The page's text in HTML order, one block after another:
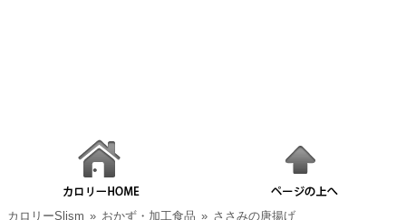
カロリーSlism » おかず・加工食品 » ささみの唐揚げ